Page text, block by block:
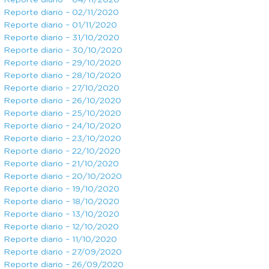
Reporte diario – 02/11/2020
Reporte diario – 01/11/2020
Reporte diario – 31/10/2020
Reporte diario – 30/10/2020
Reporte diario – 29/10/2020
Reporte diario – 28/10/2020
Reporte diario – 27/10/2020
Reporte diario – 26/10/2020
Reporte diario – 25/10/2020
Reporte diario – 24/10/2020
Reporte diario – 23/10/2020
Reporte diario – 22/10/2020
Reporte diario – 21/10/2020
Reporte diario – 20/10/2020
Reporte diario – 19/10/2020
Reporte diario – 18/10/2020
Reporte diario – 13/10/2020
Reporte diario – 12/10/2020
Reporte diario – 11/10/2020
Reporte diario – 27/09/2020
Reporte diario – 26/09/2020